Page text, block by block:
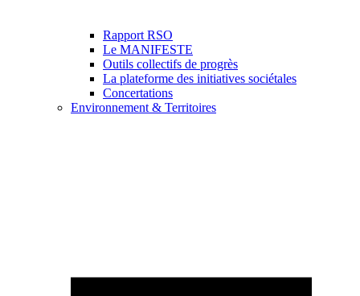
Rapport RSO
Le MANIFESTE
Outils collectifs de progrès
La plateforme des initiatives sociétales
Concertations
Environnement & Territoires